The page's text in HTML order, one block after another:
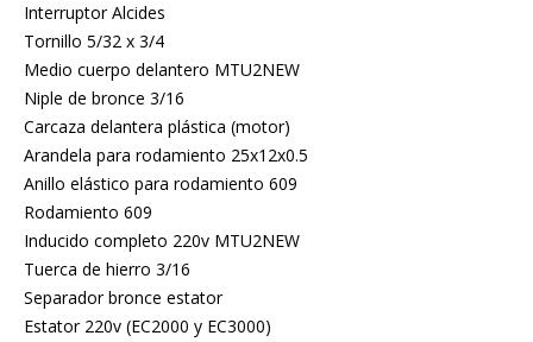
Interruptor Alcides
Tornillo 5/32 x 3/4
Medio cuerpo delantero MTU2NEW
Niple de bronce 3/16
Carcaza delantera plástica (motor)
Arandela para rodamiento 25x12x0.5
Anillo elástico para rodamiento 609
Rodamiento 609
Inducido completo 220v MTU2NEW
Tuerca de hierro 3/16
Separador bronce estator
Estator 220v (EC2000 y EC3000)